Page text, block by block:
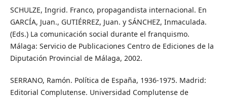
SCHULZE, Ingrid. Franco, propagandista internacional. En
GARCÍA, Juan., GUTIÉRREZ, Juan. y SÁNCHEZ, Inmaculada.
(Eds.) La comunicación social durante el franquismo.
Málaga: Servicio de Publicaciones Centro de Ediciones de la
Diputación Provincial de Málaga, 2002.
SERRANO, Ramón. Política de España, 1936-1975. Madrid:
Editorial Complutense. Universidad Complutense de